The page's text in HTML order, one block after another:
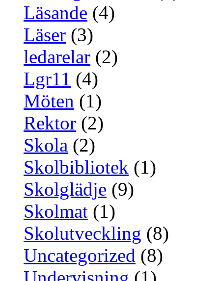
Läsande (4)
Läser (3)
ledarelar (2)
Lgr11 (4)
Möten (1)
Rektor (2)
Skola (2)
Skolbibliotek (1)
Skolglädje (9)
Skolmat (1)
Skolutveckling (8)
Uncategorized (8)